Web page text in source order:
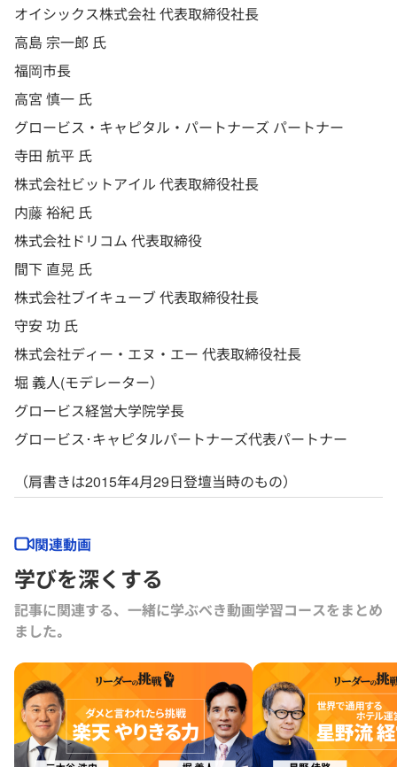
オイシックス株式会社 代表取締役社長
高島 宗一郎 氏
福岡市長
高宮 慎一 氏
グロービス・キャピタル・パートナーズ パートナー
寺田 航平 氏
株式会社ビットアイル 代表取締役社長
内藤 裕紀 氏
株式会社ドリコム 代表取締役
間下 直晃 氏
株式会社ブイキューブ 代表取締役社長
守安 功 氏
株式会社ディー・エヌ・エー 代表取締役社長
堀 義人(モデレーター）
グロービス経営大学院学長
グロービス･キャピタルパートナーズ代表パートナー
（肩書きは2015年4月29日登壇当時のもの）
関連動画
学びを深くする
記事に関連する、一緒に学ぶべき動画学習コースをまとめ
ました｡